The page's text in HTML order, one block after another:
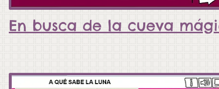
En busca de la cueva